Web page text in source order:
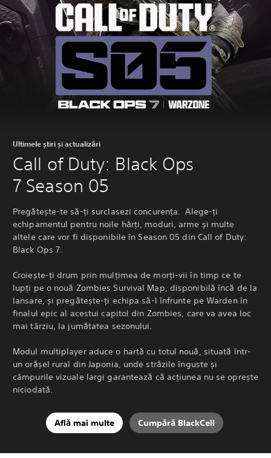
Ultimele știri și actualizări
Call of Duty: Black Ops
7 Season 05
Pregătește-te să-ți surclasezi concurența. Alege-ți
echipamentul pentru noile hărți, moduri, arme și multe
altele care vor fi disponibile în Season 05 din Call of Duty:
Black Ops 7.
Croiește-ți drum prin mulțimea de morți-vii în timp ce te
lupți pe o nouă Zombies Survival Map, disponibilă încă de la
lansare, și pregătește-ți echipa să-l înfrunte pe Warden în
finalul epic al acestui capitol din Zombies, care va avea loc
mai târziu, la jumătatea sezonului.
Modul multiplayer aduce o hartă cu totul nouă, situată într-
un orășel rural din Japonia, unde străzile înguste și
câmpurile vizuale largi garantează că acțiunea nu se oprește
niciodată.
Află mai multe Cumpără BlackCell